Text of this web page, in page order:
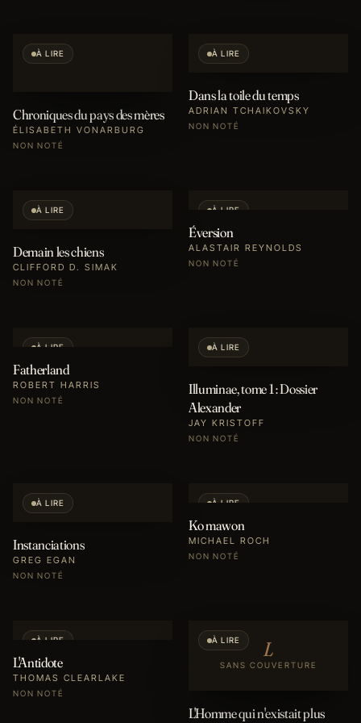
À LIRE
Chroniques du pays des mères
ÉLISABETH VONARBURG
NON NOTÉ
À LIRE
Dans la toile du temps
ADRIAN TCHAIKOVSKY
NON NOTÉ
À LIRE
Demain les chiens
CLIFFORD D. SIMAK
NON NOTÉ
À LIRE
Éversion
ALASTAIR REYNOLDS
NON NOTÉ
À LIRE
Fatherland
ROBERT HARRIS
NON NOTÉ
À LIRE
Illuminae, tome 1 : Dossier
Alexander
JAY KRISTOFF
NON NOTÉ
À LIRE
Instanciations
GREG EGAN
NON NOTÉ
À LIRE
Ko mawon
MICHAEL ROCH
NON NOTÉ
À LIRE
L'Antidote
THOMAS CLEARLAKE
NON NOTÉ
L
SANS COUVERTURE
À LIRE
L'Homme qui n'existait plus